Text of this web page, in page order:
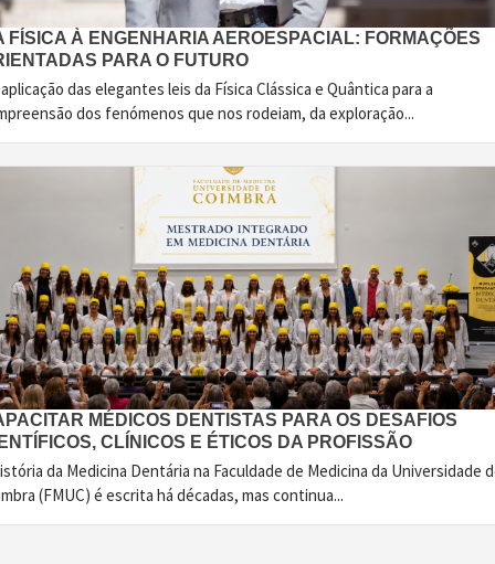
FÍSICA À ENGENHARIA AEROESPACIAL: FORMAÇÕES
PARA O FUTURO
das elegantes leis da Física Clássica e Quântica para a
dos fenómenos que nos rodeiam, da exploração...
MÉDICOS DENTISTAS PARA OS DESAFIOS
CLÍNICOS E ÉTICOS DA PROFISSÃO
da Medicina Dentária na Faculdade de Medicina da Universidade
(FMUC) é escrita há décadas, mas continua...